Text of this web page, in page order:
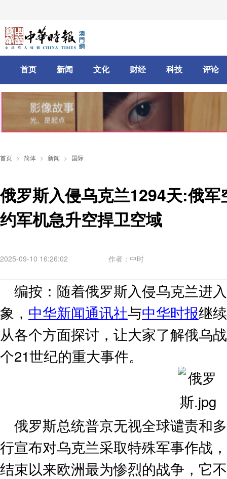
首页 新闻 文化 财经 科技 评论
首页 > 简体 > 新闻 > 国际
俄罗斯入侵乌克兰1294天:俄
约军机急升空捍卫空域
2025-09-10 16:26:02 作者：中时
编按：随着俄罗斯入侵乌克兰进
象， 中华新闻通讯社与中华时报继
从各个方面探讨，让大家了解俄乌
个21世纪的重大事件。
俄罗斯总统普京无视全球谴责和
行宣布对乌克兰采取特殊军事作战
结束以来欧洲最为惨烈的战争，它